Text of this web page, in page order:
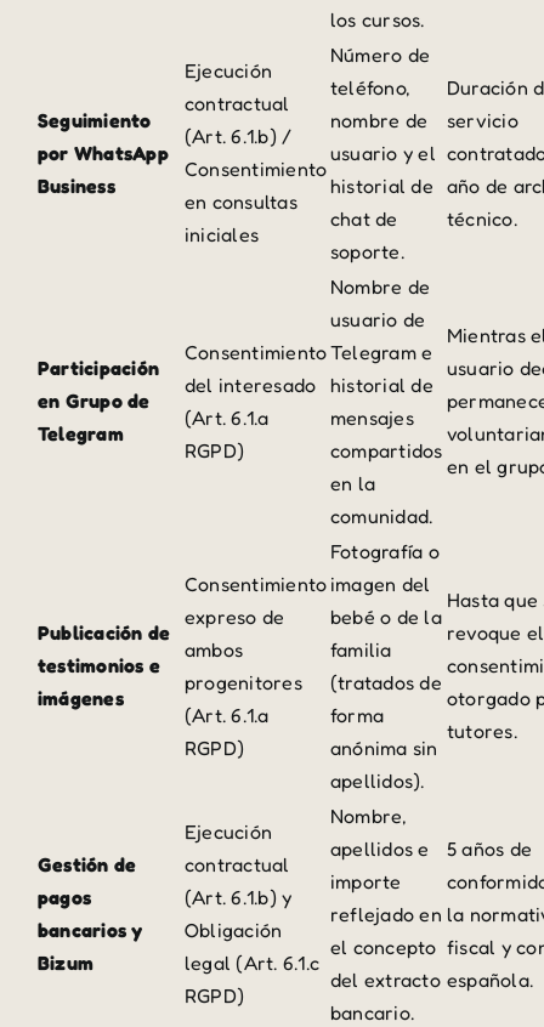
los cursos.
Seguimiento
por WhatsApp
Business
Ejecución
contractual
(Art. 6.1.b) /
Consentimiento
en consultas
iniciales
Número de
teléfono,
nombre de
usuario y el
historial de
chat de
soporte.
Duración
servicio
año de
técnico.
Participación
en Grupo de
Telegram
Consentimiento
del interesado
(Art. 6.1.a
RGPD)
Nombre de
usuario de
Telegram e
historial de
mensajes
compartidos
en la
comunidad.
Mientras
usuario
en el
Publicación de
testimonios e
imágenes
Consentimiento
expreso de
ambos
progenitores
(Art. 6.1.a
RGPD)
Fotografía o
imagen del
bebé o de la
familia
(tratados de
forma
anónima sin
apellidos).
Hasta que
revoque el
otorgado
tutores.
Gestión de
pagos
bancarios y
Bizum
Ejecución
contractual
(Art. 6.1.b) y
Obligación
legal (Art. 6.1.c
RGPD)
Nombre,
apellidos e
importe
reflejado en
el concepto
del extracto
bancario.
5 años de
la
fiscal y
española.